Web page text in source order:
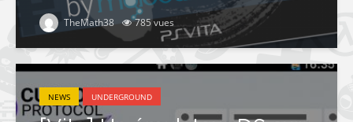
TheMath38 785 vues
NEWS UNDERGROUND